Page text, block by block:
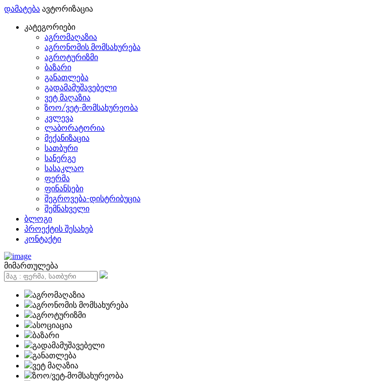
დამატება ავტორიზაცია
კატეგორიები
აგრომაღაზია
აგრონომის მომსახურება
აგროტურიზმი
ბაზარი
განათლება
გადამამუშავებელი
ვეტ მაღაზია
ზოო/ვეტ-მომსახურეობა
კვლევა
ლაბორატორია
მექანიზაცია
სათბური
სანერგე
სასაკლაო
ფერმა
ფინანსები
შეგროვება-დისტრიბუცია
შემნახველი
ბლოგი
პროექტის შესახებ
კონტაქტი
მიმართულება
აგრომაღაზია
აგრონომის მომსახურება
აგროტურიზმი
ასოციაცია
ბაზარი
გადამამუშავებელი
განათლება
ვეტ მაღაზია
ზოო/ვეტ-მომსახურეობა